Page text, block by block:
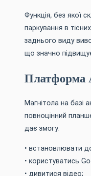
Функція, без якої
паркування в
заднього виду
що значно
Платформа
Магнітола на базі
повноцінний
дає змогу:
• встановлювати
• користуватись
• дивитися відео;